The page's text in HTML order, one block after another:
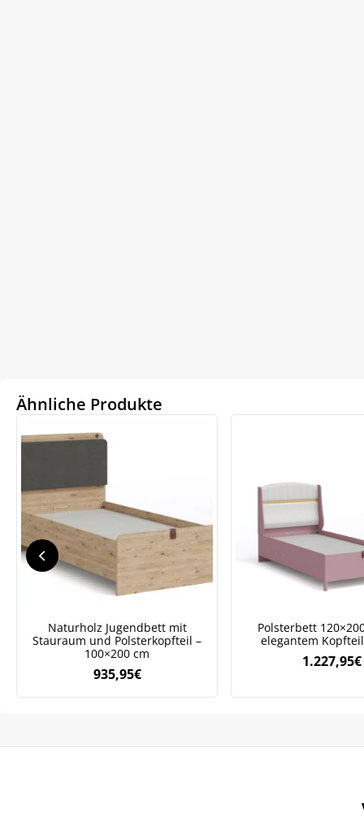
Ähnliche Produkte
Naturholz Jugendbett mit
Stauraum und Polsterkopfteil –
100×200 cm
935,95€
Polsterbett
elegantem
1.227,95€